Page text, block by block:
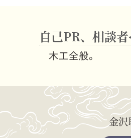
自己PR、相談
木工全般。
金